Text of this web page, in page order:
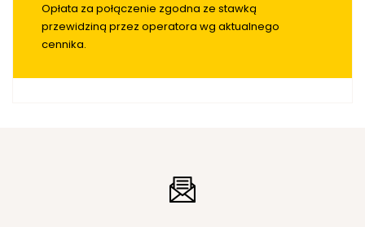
Opłata za połączenie zgodna ze stawką
przewidziną przez operatora wg aktualnego
cennika.